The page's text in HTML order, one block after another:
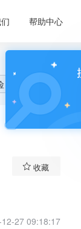
帮助中心
 全球账
收藏
27 09:18:17